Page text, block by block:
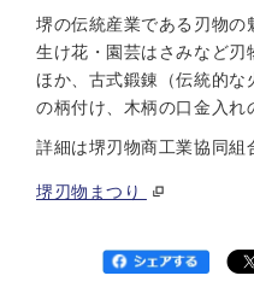
堺の伝統産業である刃物
生け花・園芸はさみなど刃
ほか、古式鍛錬（伝統的
の柄付け、木柄の口金入れ
詳細は堺刃物商工業協同組
堺刃物まつり